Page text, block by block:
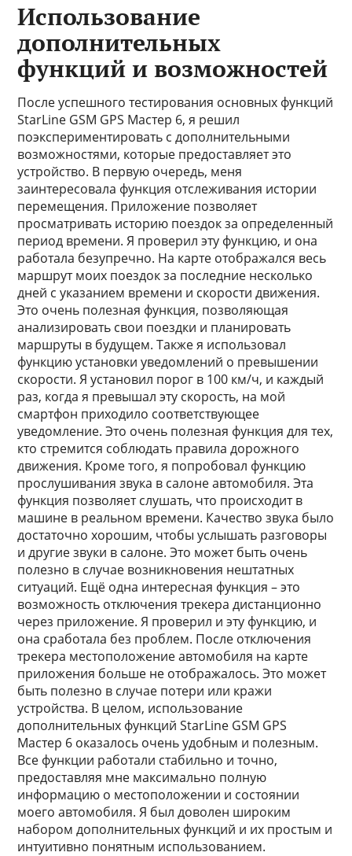
Использование
дополнительных
функций и возможностей
После успешного тестирования основных функций
StarLine GSM GPS Мастер 6, я решил
поэкспериментировать с дополнительными
возможностями, которые предоставляет это
устройство. В первую очередь, меня
заинтересовала функция отслеживания истории
перемещения. Приложение позволяет
просматривать историю поездок за определенный
период времени. Я проверил эту функцию, и она
работала безупречно. На карте отображался весь
маршрут моих поездок за последние несколько
дней с указанием времени и скорости движения.
Это очень полезная функция, позволяющая
анализировать свои поездки и планировать
маршруты в будущем. Также я использовал
функцию установки уведомлений о превышении
скорости. Я установил порог в 100 км/ч, и каждый
раз, когда я превышал эту скорость, на мой
смартфон приходило соответствующее
уведомление. Это очень полезная функция для тех,
кто стремится соблюдать правила дорожного
движения. Кроме того, я попробовал функцию
прослушивания звука в салоне автомобиля. Эта
функция позволяет слушать, что происходит в
машине в реальном времени. Качество звука было
достаточно хорошим, чтобы услышать разговоры
и другие звуки в салоне. Это может быть очень
полезно в случае возникновения нештатных
ситуаций. Ещё одна интересная функция – это
возможность отключения трекера дистанционно
через приложение. Я проверил и эту функцию, и
она сработала без проблем. После отключения
трекера местоположение автомобиля на карте
приложения больше не отображалось. Это может
быть полезно в случае потери или кражи
устройства. В целом, использование
дополнительных функций StarLine GSM GPS
Мастер 6 оказалось очень удобным и полезным.
Все функции работали стабильно и точно,
предоставляя мне максимально полную
информацию о местоположении и состоянии
моего автомобиля. Я был доволен широким
набором дополнительных функций и их простым и
интуитивно понятным использованием.